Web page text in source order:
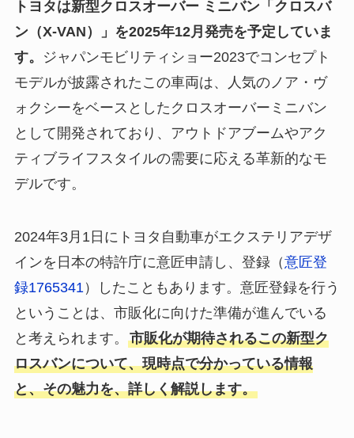
トヨタは新型クロスオーバー ミニバン「クロスバ
ン（X-VAN）」を2025年12月発売を予定していま
す。
ジャパンモビリティショー2023でコンセプト
モデルが披露されたこの車両は、人気のノア・ヴ
ォクシーをベースとしたクロスオーバーミニバン
として開発されており、アウトドアブームやアク
ティブライフスタイルの需要に応える革新的なモ
デルです。
2024年3月1日にトヨタ自動車がエクステリアデザ
インを日本の特許庁に意匠申請し、登録（意匠登
録1765341）したこともあります。意匠登録を行う
ということは、市販化に向けた準備が進んでいる
と考えられます。 市販化が期待されるこの新型ク
ロスバンについて、現時点で分かっている情報
と、その魅力を、詳しく解説します。